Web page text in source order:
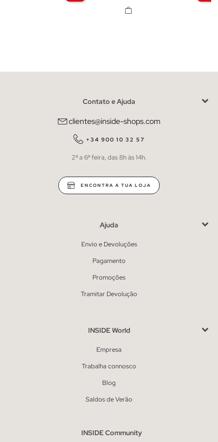
Contato e Ajuda
clientes@inside-shops.com
+34 900 10 32 57
2ª a 6ª feira, das 8h às 14h.
ENCONTRA A TUA LOJA
Ajuda
Envio e Devoluções
Pagamento
Promoções
Tramitar Devolução
INSIDE World
Empresa
Trabalha connosco
Blog
Saldos de Verão
INSIDE Community